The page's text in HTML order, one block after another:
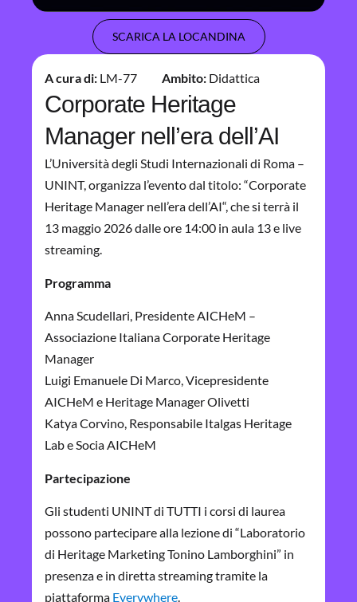
SCARICA LA LOCANDINA
A cura di: LM-77 Ambito: Didattica
Corporate Heritage
Manager nell’era dell’AI
L’Università degli Studi Internazionali di Roma –
UNINT, organizza l’evento dal titolo: “Corporate
Heritage Manager nell’era dell’AI“, che si terrà il
13 maggio 2026 dalle ore 14:00 in aula 13 e live
streaming.
Programma
Anna Scudellari, Presidente AICHeM –
Associazione Italiana Corporate Heritage
Manager
Luigi Emanuele Di Marco, Vicepresidente
AICHeM e Heritage Manager Olivetti
Katya Corvino, Responsabile Italgas Heritage
Lab e Socia AICHeM
Partecipazione
Gli studenti UNINT di TUTTI i corsi di laurea
possono partecipare alla lezione di “Laboratorio
di Heritage Marketing Tonino Lamborghini” in
presenza e in diretta streaming tramite la
piattaforma Everywhere.